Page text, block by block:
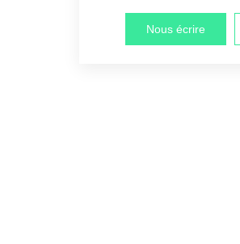
Nous écrire